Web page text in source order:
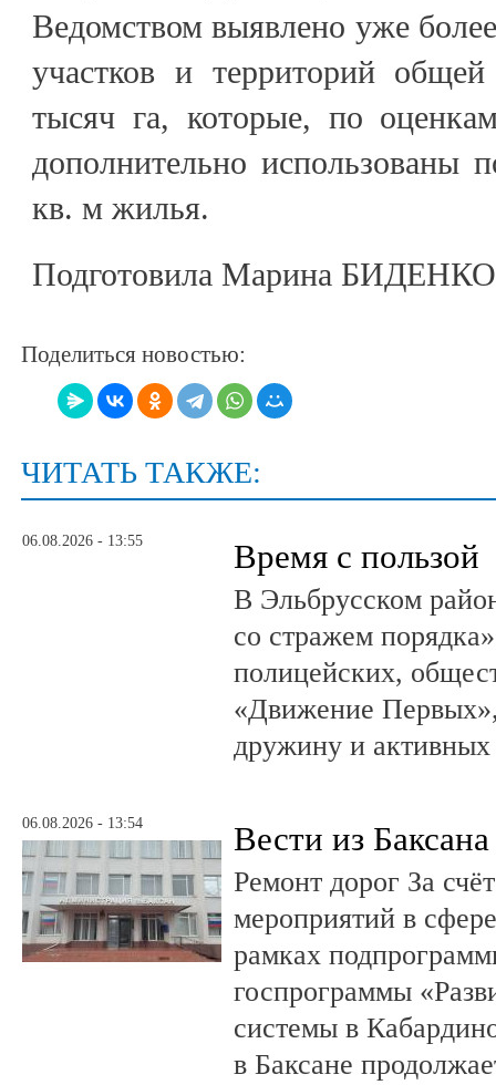
Ведомством выявлено уже
участков и территорий
тысяч га, которые, по
дополнительно использованы
кв. м жилья.
Подготовила Марина БИДЕНКО
Поделиться новостью:
ЧИТАТЬ ТАКЖЕ:
06.08.2026 - 13:55 Время с пользой
В Эльбрусском
со стражем
полицейских,
«Движение
дружину и
06.08.2026 - 13:54 Вести из Баксана
Ремонт дорог За
мероприятий в
рамках
госпрограммы
системы в
в Баксане